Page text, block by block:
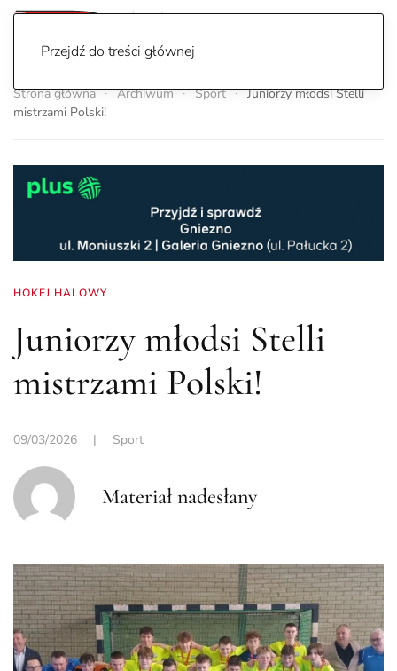
Przejdź do treści głównej
Strona główna Archiwum Sport
Juniorzy młodsi Stelli
mistrzami Polski!
HOKEJ HALOWY
Juniorzy młodsi Stelli
mistrzami Polski!
09/03/2026 | Sport
Materiał nadesłany